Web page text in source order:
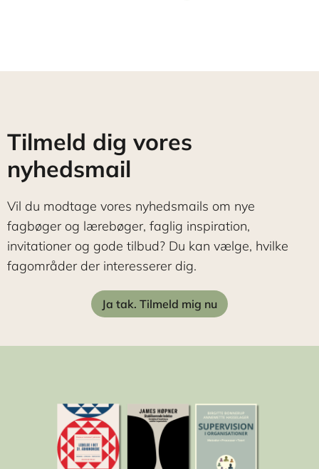
Tilmeld dig vores
nyhedsmail
Vil du modtage vores nyhedsmails om nye
fagbøger og lærebøger, faglig inspiration,
invitationer og gode tilbud? Du kan vælge, hvilke
fagområder der interesserer dig.
Ja tak. Tilmeld mig nu